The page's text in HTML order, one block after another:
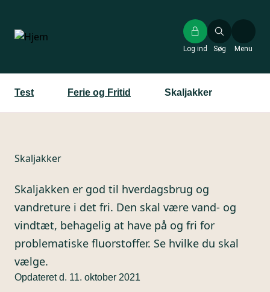
hovedindhold
Søg
Log ind Menu
Test Ferie og Fritid Skaljakker
Skaljakker
Skaljakken er god til hverdagsbrug og
vandreture i det fri. Den skal være vand- og
vindtæt, behagelig at have på og fri for
problematiske fluorstoffer. Se hvilke du skal
vælge.
Opdateret d. 11. oktober 2021